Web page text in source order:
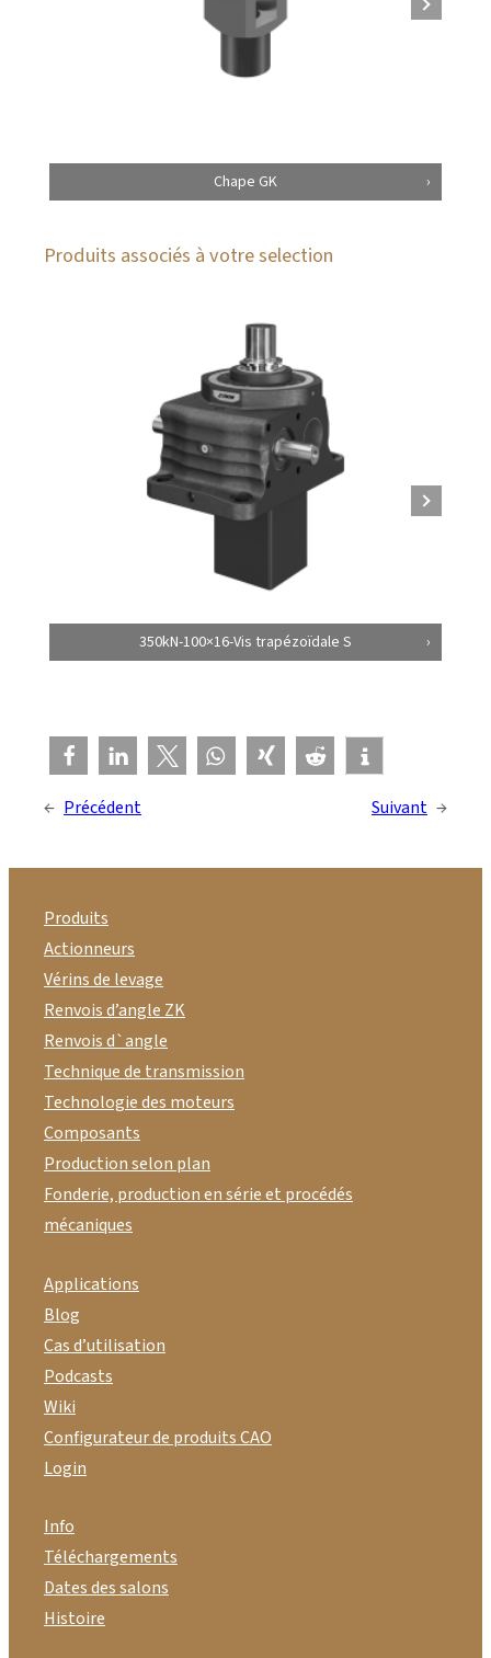
Chape GK
Produits associés à votre selection
350kN-100×16-Vis trapézoïdale S
← Précédent Suivant →
Produits
Actionneurs
Vérins de levage
Renvois d’angle ZK
Renvois d`angle
Technique de transmission
Technologie des moteurs
Composants
Production selon plan
Fonderie, production en série et procédés
mécaniques
Applications
Blog
Cas d’utilisation
Podcasts
Wiki
Configurateur de produits CAO
Login
Info
Téléchargements
Dates des salons
Histoire